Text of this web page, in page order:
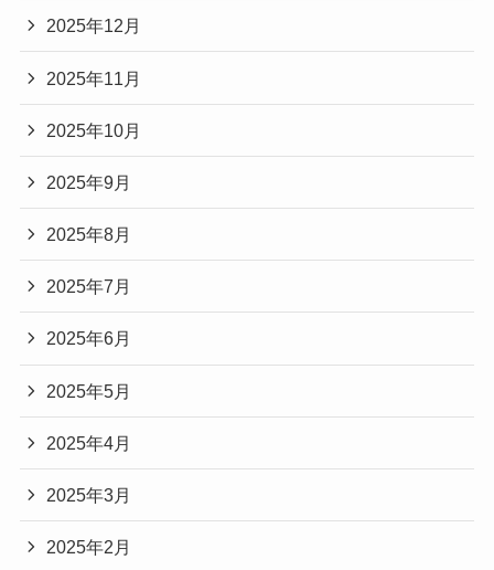
2025年12月
2025年11月
2025年10月
2025年9月
2025年8月
2025年7月
2025年6月
2025年5月
2025年4月
2025年3月
2025年2月